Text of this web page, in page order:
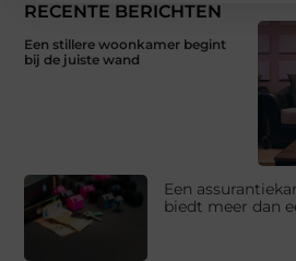
RECENTE BERICHTEN
Een stillere woonkamer begint
bij de juiste wand
Een
biedt meer dan